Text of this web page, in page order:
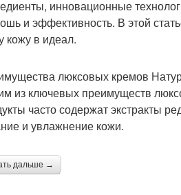
инновационные
и эффективность. В этой
кожу в идеал.
люксовых кремов
из ключевых преимуществ
часто содержат экстракты
и увлажнение кожи.
дальше →